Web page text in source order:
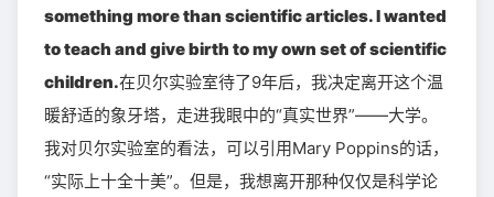
something more than scientific articles. I wanted
to teach and give birth to my own set of scientific
children.在贝尔实验室待了9年后，我决定离开这个温
暖舒适的象牙塔，走进我眼中的“真实世界”——大学。
我对贝尔实验室的看法，可以引用Mary Poppins的话，
“实际上十全十美”。但是，我想离开那种仅仅是科学论